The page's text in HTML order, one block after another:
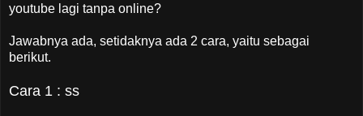
youtube lagi tanpa online?
Jawabnya ada, setidaknya ada 2 cara, yaitu sebagai
berikut.
Cara 1 : ss